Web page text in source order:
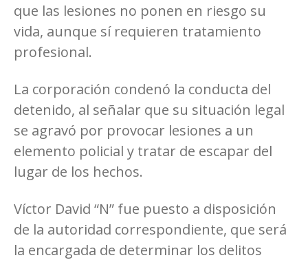
que las lesiones no ponen en riesgo su
vida, aunque sí requieren tratamiento
profesional.
La corporación condenó la conducta del
detenido, al señalar que su situación legal
se agravó por provocar lesiones a un
elemento policial y tratar de escapar del
lugar de los hechos.
Víctor David “N” fue puesto a disposición
de la autoridad correspondiente, que será
la encargada de determinar los delitos